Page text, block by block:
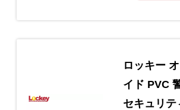
ロッキー
イド PVC
セキュリテ